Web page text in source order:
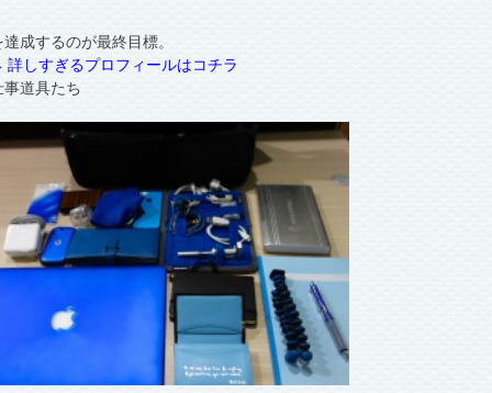
達成するのが最終目標。
しすぎるプロフィールはコチラ
事道具たち